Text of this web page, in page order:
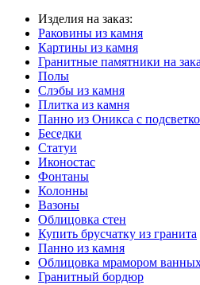
Изделия на заказ:
Раковины из камня
Картины из камня
Гранитные памятники на
Полы
Слэбы из камня
Плитка из камня
Панно из Оникса с
Беседки
Статуи
Иконостас
Фонтаны
Колонны
Вазоны
Облицовка стен
Купить брусчатку из гранита
Панно из камня
Облицовка мрамором
Гранитный бордюр